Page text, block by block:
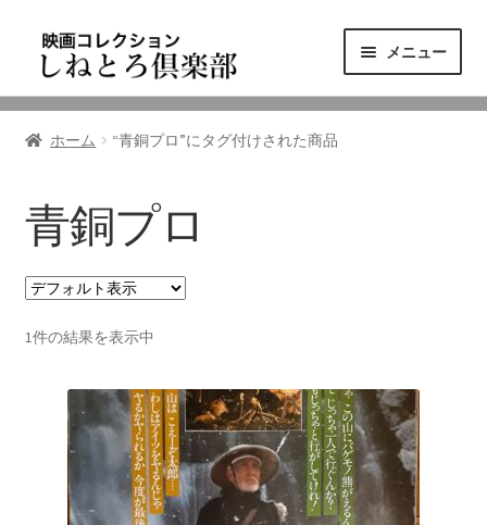
ゲ
シ
ン
へ
キ
プ
テ
ツ
ス
キ
プ
メニュー
ニュース
東三河の映画館
しねとろ倶楽部について
リンクの旅
ホーム “青銅プロ”にタグ付けされた商品
青銅プロ
1件の結果を表示中